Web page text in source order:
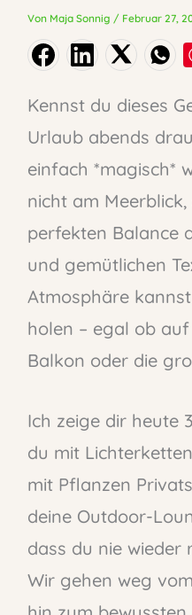
Von Maja Sonnig / Februar 27,
Kennst du dieses
Urlaub abends
einfach *magisch*
nicht am
perfekten Balance
und gemütlichen
Atmosphäre
holen – egal ob
Balkon oder die
Ich zeige dir heute
du mit
mit Pflanzen
deine Outdoor-
dass du nie wieder
Wir gehen weg